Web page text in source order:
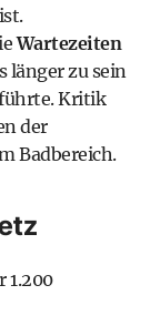
Wartezeiten
länger zu sein
Kritik
der
Badbereich.
1.200